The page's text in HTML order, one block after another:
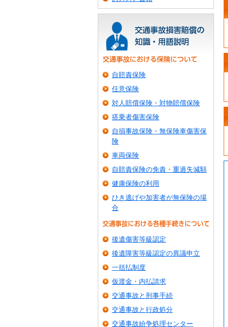
自賠責保険
任意保険
対人賠償保険・対物賠償保険
搭乗者傷害保険
自損事故保険・無保険車傷害保
険
車両保険
自賠責保険の免責・重過失減額
健康保険の利用
ひき逃げや加害者が無保険の場
合
後遺傷害等級認定
後遺障害等級認定の異議申立
一括払制度
仮渡金・内払請求
交通事故と刑事手続
交通事故と行政処分
交通事故紛争処理センター